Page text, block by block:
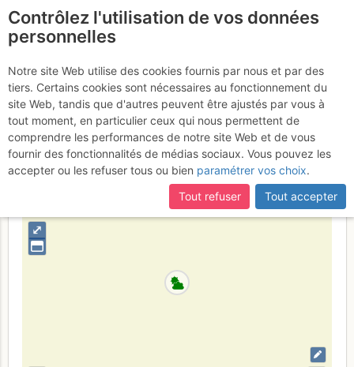
Vallon de Bérard : L'île
aux Razmokets
Samedi 8 juillet 2017
France Haute-Savoie Haut Giffre - Aiguilles Rouges - Fiz
⤢
Contrôlez l'utilisation de vos données
personnelles
Notre site Web utilise des cookies fournis par nous et par des
tiers. Certains cookies sont nécessaires au fonctionnement du
site Web, tandis que d'autres peuvent être ajustés par vous à
tout moment, en particulier ceux qui nous permettent de
comprendre les performances de notre site Web et de vous
fournir des fonctionnalités de médias sociaux. Vous pouvez les
accepter ou les refuser tous ou bien paramétrer vos choix.
Tout refuser
Tout accepter